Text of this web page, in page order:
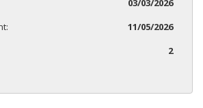
03/03/2026
11/05/2026
2